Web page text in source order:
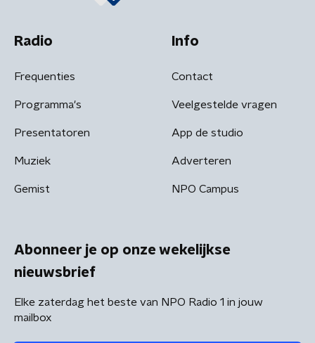
Radio
Frequenties
Programma's
Presentatoren
Muziek
Gemist
Info
Contact
Veelgestelde vragen
App de studio
Adverteren
NPO Campus
Abonneer je op onze wekelijkse
nieuwsbrief
Elke zaterdag het beste van NPO Radio 1 in jouw
mailbox